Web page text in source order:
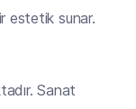
estetik sunar.
Sanat